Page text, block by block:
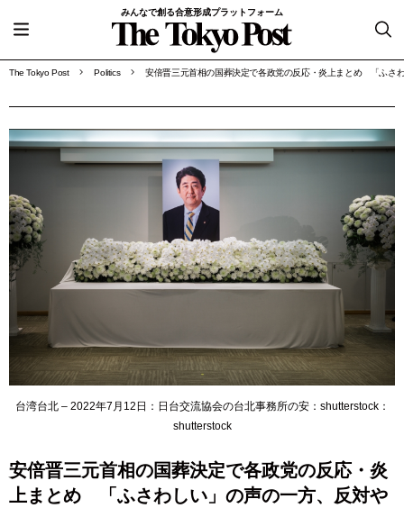
みんなで創る合意形成プラットフォーム
The Tokyo Post Politics 安倍晋三元首相の国葬決定で各政党の反応・炎上まとめ 「ふさ
台湾台北 – 2022年7月12日：日台交流協会の台北事務所の安：shutterstock：
shutterstock
安倍晋三元首相の国葬決定で各政党の反応・炎
上まとめ 「ふさわしい」の声の一方、反対や